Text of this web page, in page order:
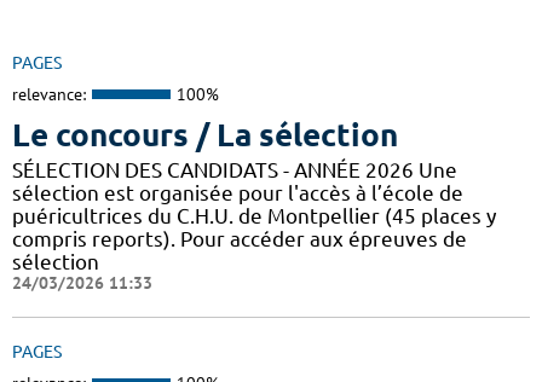
PAGES
relevance: 100%
Le concours / La sélection
SÉLECTION DES CANDIDATS - ANNÉE 2026 Une
sélection est organisée pour l'accès à l’école de
puéricultrices du C.H.U. de Montpellier (45 places y
compris reports). Pour accéder aux épreuves de
sélection
24/03/2026 11:33
PAGES